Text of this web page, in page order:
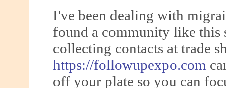
I've been dealing with
found a community like this
collecting contacts at trade
https://followupexpo.com
off your plate so you can